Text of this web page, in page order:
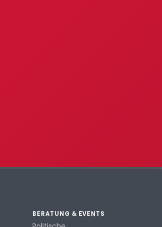
BERATUNG & EVENTS